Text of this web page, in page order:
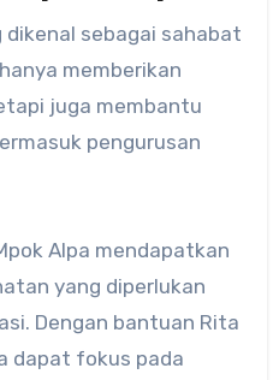
dikenal sebagai sahabat
memberikan
juga membantu
pengurusan
Alpa mendapatkan
yang diperlukan
Dengan bantuan Rita
dapat fokus pada